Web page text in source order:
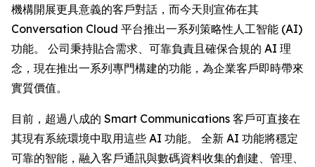
機構開展更具意義的客戶對話，而今天則宣佈在其
Conversation Cloud 平台推出一系列策略性人工智能 (AI)
功能。 公司秉持貼合需求、可靠負責且確保合規的 AI 理
念，現在推出一系列專門構建的功能，為企業客戶即時帶來
實質價值。
目前，超過八成的 Smart Communications 客戶可直接在
其現有系統環境中取用這些 AI 功能。 全新 AI 功能將穩定
可靠的智能，融入客戶通訊與數碼資料收集的創建、管理、